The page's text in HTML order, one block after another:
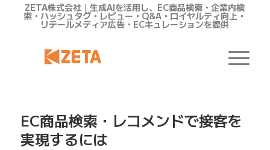
ZETA株式会社｜生成AIを活用し、EC商品検索・企業内検
索・ハッシュタグ・レビュー・Q&A・ロイヤルティ向上・
リテールメディア広告・ECキュレーションを提供
EC商品検索・レコメンドで接客を
実現するには